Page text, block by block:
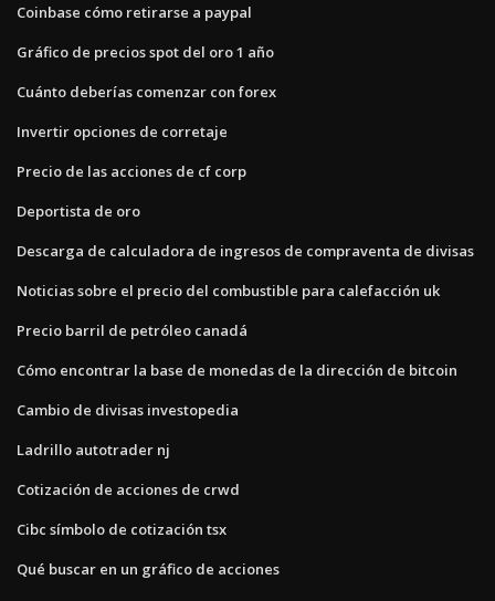
Coinbase cómo retirarse a paypal
Gráfico de precios spot del oro 1 año
Cuánto deberías comenzar con forex
Invertir opciones de corretaje
Precio de las acciones de cf corp
Deportista de oro
Descarga de calculadora de ingresos de compraventa de divisas
Noticias sobre el precio del combustible para calefacción uk
Precio barril de petróleo canadá
Cómo encontrar la base de monedas de la dirección de bitcoin
Cambio de divisas investopedia
Ladrillo autotrader nj
Cotización de acciones de crwd
Cibc símbolo de cotización tsx
Qué buscar en un gráfico de acciones